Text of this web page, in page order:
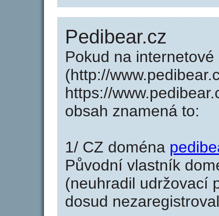
Pedibear.cz
Pokud na
(http://
https://
obsah znamená to:
1/ CZ doména
Původní vlastník
(neuhradil udržovací
dosud